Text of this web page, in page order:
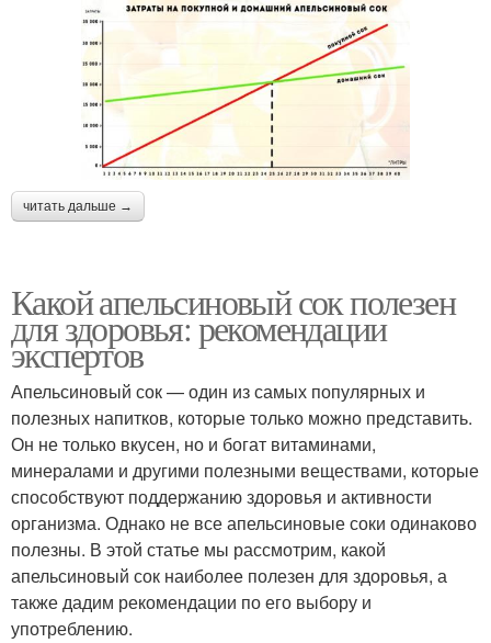
читать дальше →
Какой апельсиновый сок полезен
для здоровья: рекомендации
экспертов
Апельсиновый сок — один из самых популярных и
полезных напитков, которые только можно представить.
Он не только вкусен, но и богат витаминами,
минералами и другими полезными веществами, которые
способствуют поддержанию здоровья и активности
организма. Однако не все апельсиновые соки одинаково
полезны. В этой статье мы рассмотрим, какой
апельсиновый сок наиболее полезен для здоровья, а
также дадим рекомендации по его выбору и
употреблению.